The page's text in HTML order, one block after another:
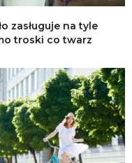
zasługuje na tyle
troski co twarz